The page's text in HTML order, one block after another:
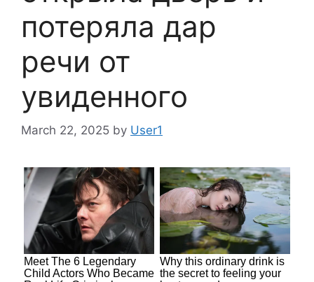
потеряла дар
речи от
увиденного
March 22, 2025 by User1